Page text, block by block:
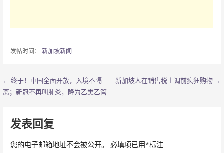
发帖时间： 新加坡新闻
文
导
航
← 终于！中国全面开放，入境不隔
离；新冠不再叫肺炎，降为乙类乙管
新加坡人在销售税上调前疯狂购物 →
发表回复
您的电子邮箱地址不会被公开。 必填项已用*标注